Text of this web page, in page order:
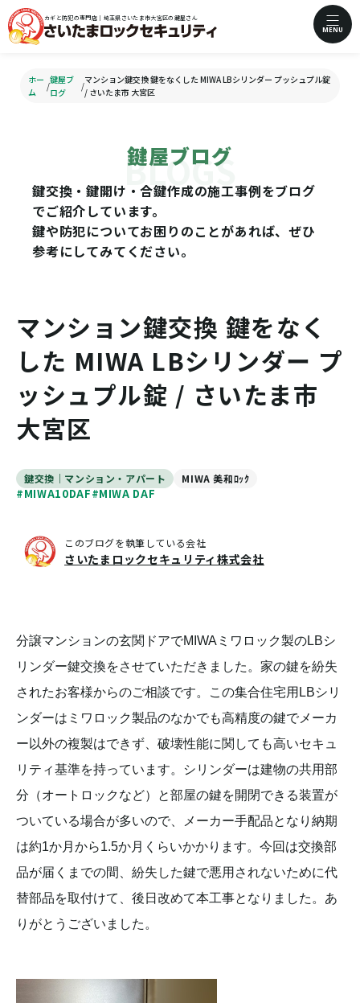
カギと防犯の専門店｜埼玉県さいたま市大宮区の鍵屋さん
MENU
ホー
ム
/
鍵屋ブ
ログ
/
マンション鍵交換 鍵をなくした MIWA LBシリンダー プッシュプル錠
/ さいたま市 大宮区
鍵屋ブログ
鍵交換・鍵開け・合鍵作成の施工事例をブログ
でご紹介しています。
鍵や防犯についてお困りのことがあれば、ぜひ
参考にしてみてください。
マンション鍵交換 鍵をなく
した MIWA LBシリンダー プ
ッシュプル錠 / さいたま市
大宮区
鍵交換｜マンション・アパート MIWA 美和ﾛｯｸ
#MIWA10DAF#MIWA DAF
このブログを執筆している会社
さいたまロックセキュリティ株式会社
分譲マンションの玄関ドアでMIWAミワロック製のLBシ
リンダー鍵交換をさせていただきました。家の鍵を紛失
されたお客様からのご相談です。この集合住宅用LBシリ
ンダーはミワロック製品のなかでも高精度の鍵でメーカ
ー以外の複製はできず、破壊性能に関しても高いセキュ
リティ基準を持っています。シリンダーは建物の共用部
分（オートロックなど）と部屋の鍵を開閉できる装置が
ついている場合が多いので、メーカー手配品となり納期
は約1か月から1.5か月くらいかかります。今回は交換部
品が届くまでの間、紛失した鍵で悪用されないために代
替部品を取付けて、後日改めて本工事となりました。あ
りがとうございました。